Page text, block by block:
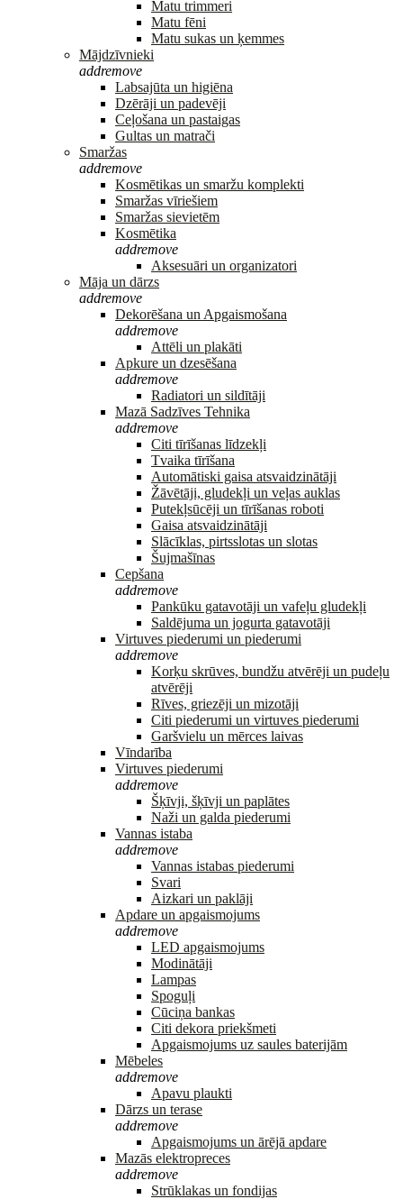
Matu trimmeri
Matu fēni
Matu sukas un ķemmes
Mājdzīvnieki
addremove
Labsajūta un higiēna
Dzērāji un padevēji
Ceļošana un pastaigas
Gultas un matrači
Smaržas
addremove
Kosmētikas un smaržu komplekti
Smaržas vīriešiem
Smaržas sievietēm
Kosmētika
addremove
Aksesuāri un organizatori
Māja un dārzs
addremove
Dekorēšana un Apgaismošana
addremove
Attēli un plakāti
Apkure un dzesēšana
addremove
Radiatori un sildītāji
Mazā Sadzīves Tehnika
addremove
Citi tīrīšanas līdzekļi
Tvaika tīrīšana
Automātiski gaisa atsvaidzinātāji
Žāvētāji, gludekļi un veļas auklas
Putekļsūcēji un tīrīšanas roboti
Gaisa atsvaidzinātāji
Slācīklas, pirtsslotas un slotas
Šujmašīnas
Cepšana
addremove
Pankūku gatavotāji un vafeļu gludekļi
Saldējuma un jogurta gatavotāji
Virtuves piederumi un piederumi
addremove
Korķu skrūves, bundžu atvērēji un pudeļu
atvērēji
Rīves, griezēji un mizotāji
Citi piederumi un virtuves piederumi
Garšvielu un mērces laivas
Vīndarība
Virtuves piederumi
addremove
Šķīvji, šķīvji un paplātes
Naži un galda piederumi
Vannas istaba
addremove
Vannas istabas piederumi
Svari
Aizkari un paklāji
Apdare un apgaismojums
addremove
LED apgaismojums
Modinātāji
Lampas
Spoguļi
Cūciņa bankas
Citi dekora priekšmeti
Apgaismojums uz saules baterijām
Mēbeles
addremove
Apavu plaukti
Dārzs un terase
addremove
Apgaismojums un ārējā apdare
Mazās elektropreces
addremove
Strūklakas un fondijas